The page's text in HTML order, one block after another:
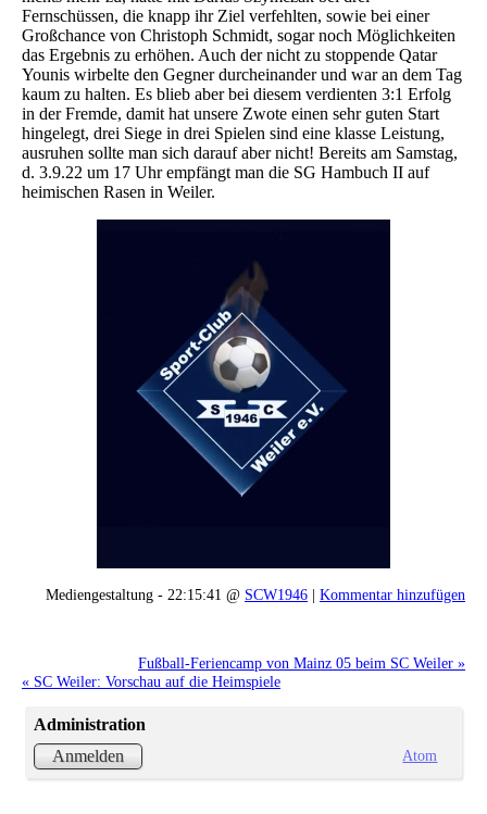
Fernschüssen, die knapp ihr Ziel verfehlten, sowie bei einer
Großchance von Christoph Schmidt, sogar noch Möglichkeiten
das Ergebnis zu erhöhen. Auch der nicht zu stoppende Qatar
Younis wirbelte den Gegner durcheinander und war an dem Tag
kaum zu halten. Es blieb aber bei diesem verdienten 3:1 Erfolg
in der Fremde, damit hat unsere Zwote einen sehr guten Start
hingelegt, drei Siege in drei Spielen sind eine klasse Leistung,
ausruhen sollte man sich darauf aber nicht! Bereits am Samstag,
d. 3.9.22 um 17 Uhr empfängt man die SG Hambuch II auf
heimischen Rasen in Weiler.
Mediengestaltung - 22:15:41 @ SCW1946 | Kommentar hinzufügen
Fußball-Feriencamp von Mainz 05 beim SC Weiler »
« SC Weiler: Vorschau auf die Heimspiele
Administration
Anmelden
Atom